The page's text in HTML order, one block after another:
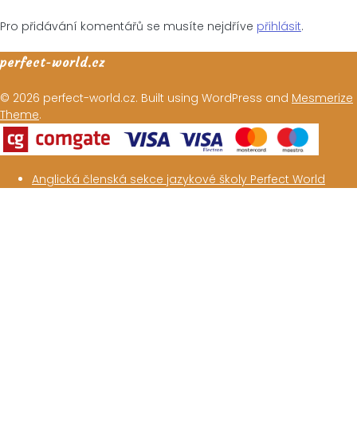
Pro přidávání komentářů se musíte nejdříve přihlásit.
perfect-world.cz
© 2026 perfect-world.cz. Built using WordPress and Mesmerize
Theme.
Anglická členská sekce jazykové školy Perfect World